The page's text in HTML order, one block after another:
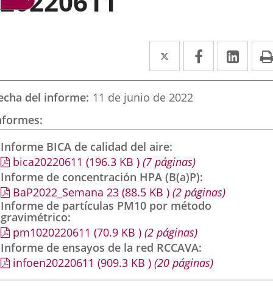
Twitter
Enlace
a
una
externa.
Facebook
Enlace
a
externa.
a
del informe 11 de junio de 2022
Informe BICA de calidad del aire
bica20220611 (196.3 KB ) (7 páginas)
Informe de concentración HPA (B(a)P)
BaP2022_Semana 23 (88.5 KB ) (2 páginas)
Informe de partículas PM10 por método
gravimétrico
pm1020220611 (70.9 KB ) (2 páginas)
Informe de ensayos de la red RCCAVA
infoen20220611 (909.3 KB ) (20 páginas)